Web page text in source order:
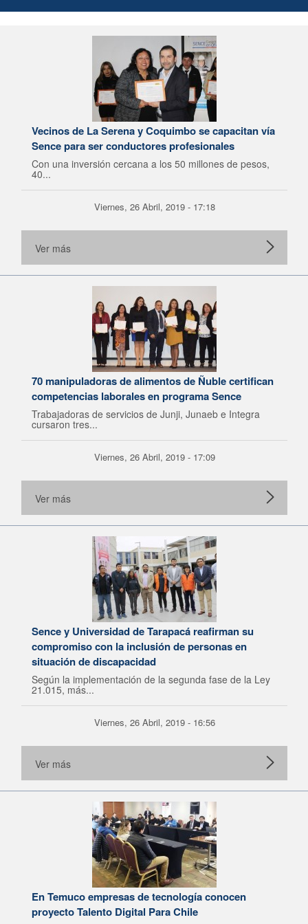
Vecinos de La Serena y Coquimbo se capacitan vía
Sence para ser conductores profesionales
Con una inversión cercana a los 50 millones de pesos,
40...
Viernes, 26 Abril, 2019 - 17:18
Ver más
70 manipuladoras de alimentos de Ñuble certifican
competencias laborales en programa Sence
Trabajadoras de servicios de Junji, Junaeb e Integra
cursaron tres...
Viernes, 26 Abril, 2019 - 17:09
Ver más
Sence y Universidad de Tarapacá reafirman su
compromiso con la inclusión de personas en
situación de discapacidad
Según la implementación de la segunda fase de la Ley
21.015, más...
Viernes, 26 Abril, 2019 - 16:56
Ver más
En Temuco empresas de tecnología conocen
proyecto Talento Digital Para Chile